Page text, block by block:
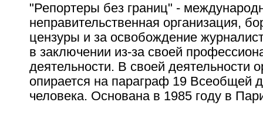
"Репортеры без границ" -
неправительственная организация,
цензуры и за освобождение
в заключении из-за своей
деятельности. В своей деятельности
опирается на параграф 19 Всеобщей
человека. Основана в 1985 году в